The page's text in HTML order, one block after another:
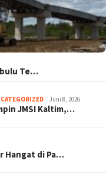
Te…
Juni 8, 2026
JMSI Kaltim,…
Hangat di Pa…